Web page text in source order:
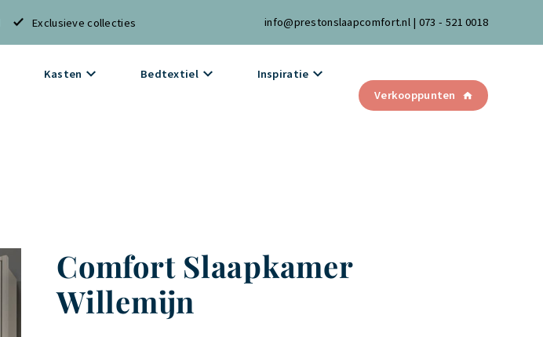
Exclusieve collecties info@prestonslaapcomfort.nl | 073 - 521 0018
Kasten Bedtextiel Inspiratie
Verkooppunten
Comfort Slaapkamer
Willemijn